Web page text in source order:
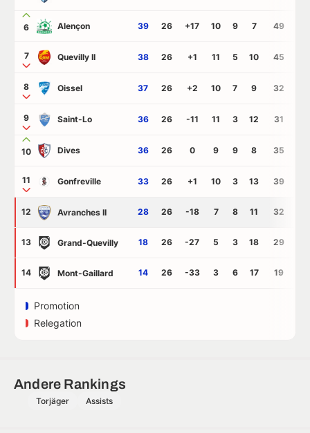
6 Alençon 39 26 +17 10 9 7 49
7 Quevilly II 38 26 +1 11 5 10 45
8 Oissel 37 26 +2 10 7 9 32
9 Saint-Lo 36 26 -11 11 3 12 31
10 Dives 36 26 0 9 9 8 35
11 Gonfreville 33 26 +1 10 3 13 39
12 Avranches II 28 26 -18 7 8 11 32
13 Grand-Quevilly 18 26 -27 5 3 18 29
14 Mont-Gaillard 14 26 -33 3 6 17 19
Promotion
Relegation
Andere Rankings
Torjäger Assists